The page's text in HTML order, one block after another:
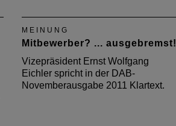
am Nürburgring herausragende
Architektur entstanden wäre?
MEINUNG
Mitbewerber? ... ausgebremst!
Vizepräsident Ernst Wolfgang
Eichler spricht in der DAB-
Novemberausgabe 2011 Klartext.